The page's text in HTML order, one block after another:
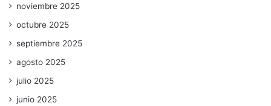
noviembre 2025
octubre 2025
septiembre 2025
agosto 2025
julio 2025
junio 2025